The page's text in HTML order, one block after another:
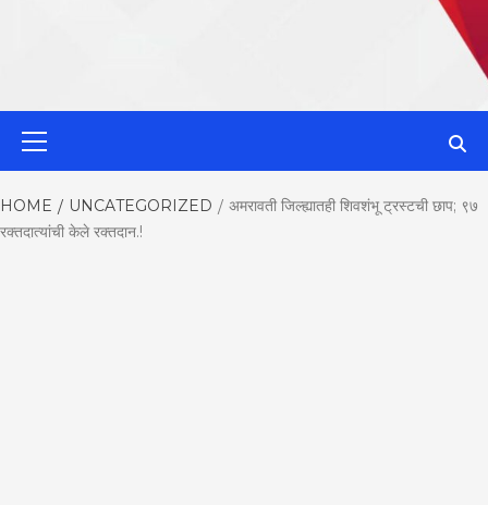
Best News
HOME UNCATEGORIZED
अमरावती जिल्ह्यातही शिवशंभू ट्रस्टची छाप; ९७
रक्तदात्यांची केले रक्तदान.!